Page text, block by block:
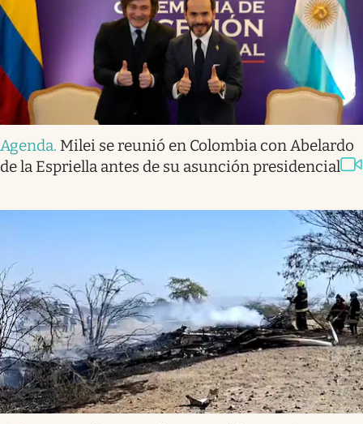
Agenda. Milei se reunió en Colombia con Abelardo
de la Espriella antes de su asunción presidencial